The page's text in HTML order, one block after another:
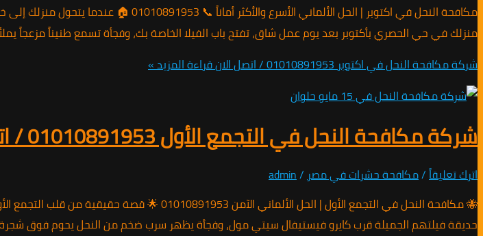
مكافحة النحل في اكتوبر | الحل الألماني
منزلك في حي الحصري بأكتوبر بعد يوم عمل شاق، تفتح باب الفيلا الخاصة بك، وفجأة تسمع طنيناً مزعجاً يملأ
شركة مكافحة النحل في اكتوبر 01010891953 / اتصل الان
قراءة المزيد »
شركة مكافحة النحل في التجمع الأول 01010891953 / اتصل الان
اترك تعليقاً/مكافحة حشرات في مصر/
admin
🐝 مكافحة النحل في التجمع الأول | الحل الألماني
حديقة فيلتهم الجميلة قرب كايرو فيستيفال سيتي مول، وفجأة يظهر سرب ضخم من النحل يحوم فوق شجرة